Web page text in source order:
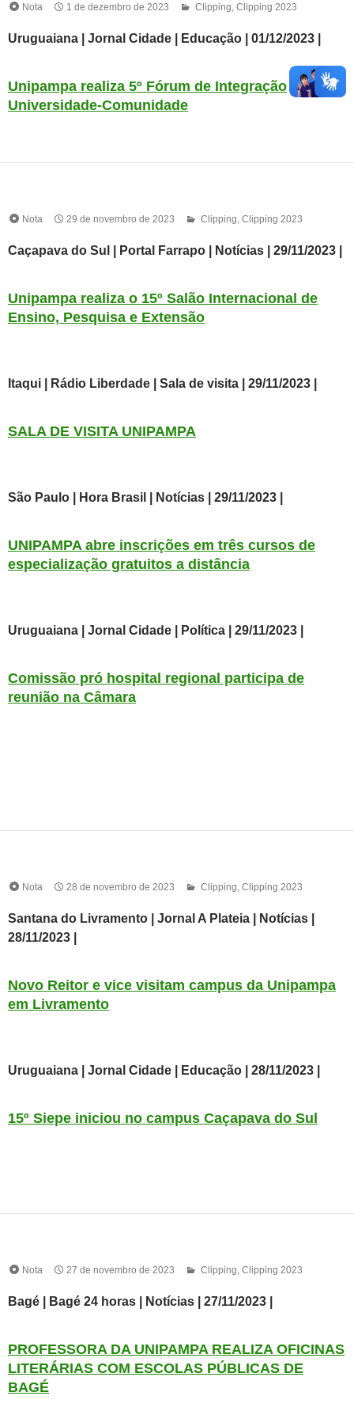
Nota 1 de dezembro de 2023 Clipping Clipping 2023
Uruguaiana | Jornal Cidade | Educação | 01/12/2023 |
Unipampa realiza 5º Fórum de Integração
Universidade-Comunidade
Nota 29 de novembro de 2023 Clipping Clipping 2023
Caçapava do Sul | Portal Farrapo | Notícias | 29/11/2023 |
Unipampa realiza o 15º Salão Internacional de
Ensino, Pesquisa e Extensão
Itaqui | Rádio Liberdade | Sala de visita | 29/11/2023 |
SALA DE VISITA UNIPAMPA
São Paulo | Hora Brasil | Notícias | 29/11/2023 |
UNIPAMPA abre inscrições em três cursos de
especialização gratuitos a distância
Uruguaiana | Jornal Cidade | Política | 29/11/2023 |
Comissão pró hospital regional participa de
reunião na Câmara
Nota 28 de novembro de 2023 Clipping Clipping 2023
Santana do Livramento | Jornal A Plateia | Notícias |
28/11/2023 |
Novo Reitor e vice visitam campus da Unipampa
em Livramento
Uruguaiana | Jornal Cidade | Educação | 28/11/2023 |
15º Siepe iniciou no campus Caçapava do Sul
Nota 27 de novembro de 2023 Clipping Clipping 2023
Bagé | Bagé 24 horas | Notícias | 27/11/2023 |
PROFESSORA DA UNIPAMPA REALIZA OFICINAS
LITERÁRIAS COM ESCOLAS PÚBLICAS DE
BAGÉ